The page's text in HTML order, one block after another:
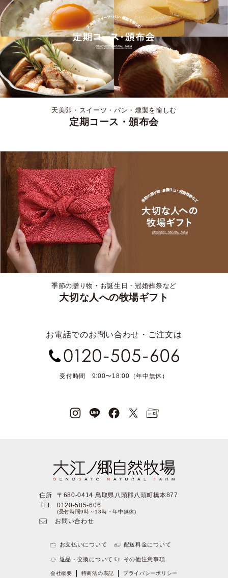
天美卵・スイーツ・パン・燻製を愉しむ
定期コース・頒布会
季節の贈り物・お誕生日・冠婚葬祭など
大切な人への牧場ギフト
お電話でのお問い合わせ・ご注文は
受付時間 9:00〜18:00（年中無休）
住所
〒680-0414 鳥取県八頭郡八頭町橋本877
TEL
0120-505-606
(受付時間9時～18時・年中無休)
お問い合わせ
お支払いについて 配送料金について
返品・交換について その他注意事項
会社概要 特商法の表記 プライバシーポリシー